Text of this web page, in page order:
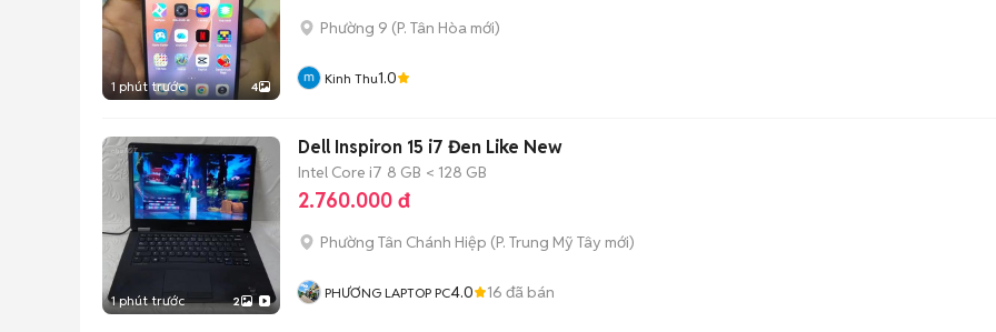
1 phút trước 4
Phường 9 (P. Tân Hòa mới)
Kinh Thu1.0
1 phút trước 2
Dell Inspiron 15 i7 Đen Like New
Intel Core i7 8 GB < 128 GB
2.760.000 đ
Phường Tân Chánh Hiệp (P. Trung Mỹ Tây mới)
PHƯƠNG LAPTOP PC4.0 16 đã bán